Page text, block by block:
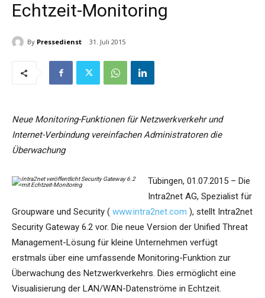
Echtzeit-Monitoring
By Pressedienst 31. Juli 2015
Neue Monitoring-Funktionen für Netzwerkverkehr und
Internet-Verbindung vereinfachen Administratoren die
Überwachung
Tübingen, 01.07.2015 – Die
Intra2net AG, Spezialist für
Groupware und Security ( www.intra2net.com ), stellt Intra2net
Security Gateway 6.2 vor. Die neue Version der Unified Threat
Management-Lösung für kleine Unternehmen verfügt
erstmals über eine umfassende Monitoring-Funktion zur
Überwachung des Netzwerkverkehrs. Dies ermöglicht eine
Visualisierung der LAN/WAN-Datenströme in Echtzeit.